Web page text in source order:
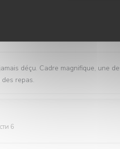
3
déçu. Cadre magnifique, une
repas.
6